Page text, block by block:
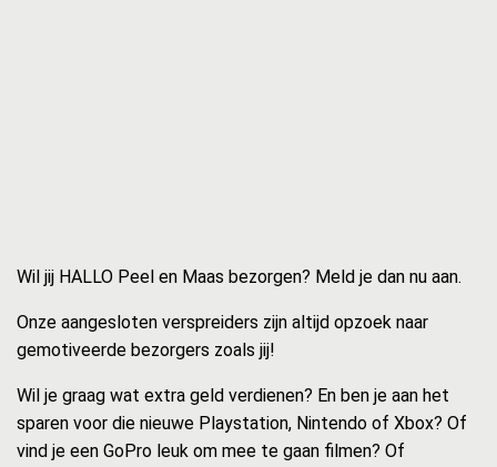
Wil jij HALLO Peel en Maas bezorgen? Meld je dan nu aan.
Onze aangesloten verspreiders zijn altijd opzoek naar
gemotiveerde bezorgers zoals jij!
Wil je graag wat extra geld verdienen? En ben je aan het
sparen voor die nieuwe Playstation, Nintendo of Xbox? Of
vind je een GoPro leuk om mee te gaan filmen? Of